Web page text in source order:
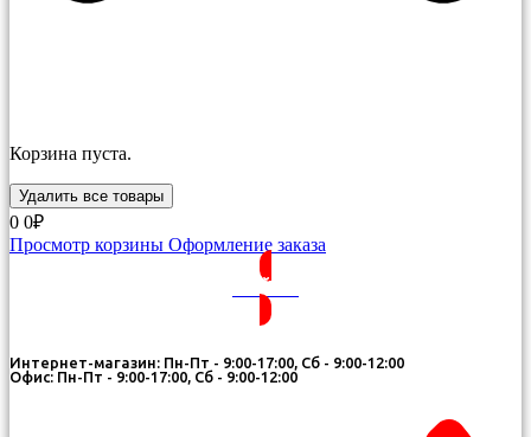
Корзина пуста.
Удалить все товары
0 0₽
Просмотр корзины Оформление заказа
ВОЙТИ
Интернет-магазин: Пн-Пт - 9:00-17:00, Сб - 9:00-12:00
Офис: Пн-Пт - 9:00-17:00, Сб - 9:00-12:00